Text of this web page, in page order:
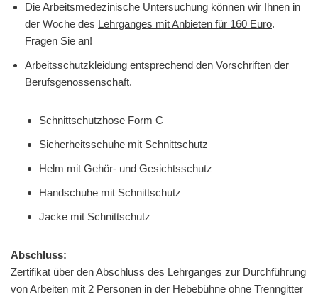
Die Arbeitsmedezinische Untersuchung können wir Ihnen in
der Woche des Lehrganges mit Anbieten für 160 Euro.
Fragen Sie an!
Arbeitsschutzkleidung entsprechend den Vorschriften der
Berufsgenossenschaft.
Schnittschutzhose Form C
Sicherheitsschuhe mit Schnittschutz
Helm mit Gehör- und Gesichtsschutz
Handschuhe mit Schnittschutz
Jacke mit Schnittschutz
Abschluss:
Zertifikat über den Abschluss des Lehrganges zur Durchführung
von Arbeiten mit 2 Personen in der Hebebühne ohne Trenngitter